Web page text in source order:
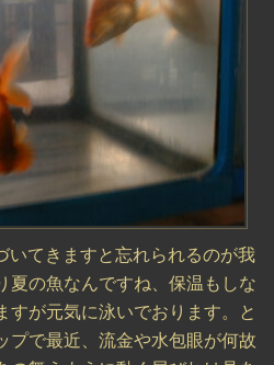
てきますと忘れられるのが我
夏の魚なんですね、保温もしな
すが元気に泳いでおります。と
プで最近、流金や水包眼が何故